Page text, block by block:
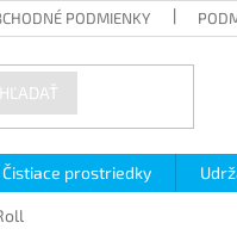
PODMIENKY
HĽADAŤ
Čistiace prostriedky